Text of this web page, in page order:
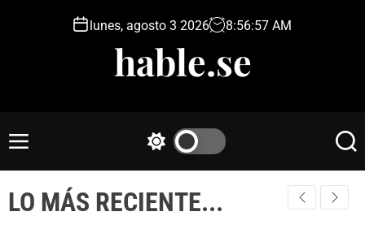
n
lunes, agosto 3 2026 8:56:58 AM
hable.se
M
u
t
c
S
r
c
LO MÁS RECIENTE...